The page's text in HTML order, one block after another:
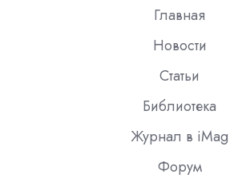
Главная
Новости
Статьи
Библиотека
Журнал в iMag
Форум